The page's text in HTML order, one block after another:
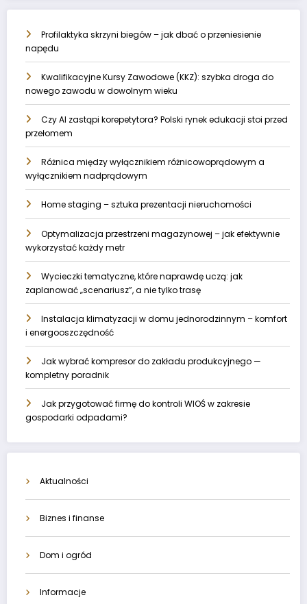
Profilaktyka skrzyni biegów – jak dbać o przeniesienie
napędu
Kwalifikacyjne Kursy Zawodowe (KKZ): szybka droga do
nowego zawodu w dowolnym wieku
Czy AI zastąpi korepetytora? Polski rynek edukacji stoi przed
przełomem
Różnica między wyłącznikiem różnicowoprądowym a
wyłącznikiem nadprądowym
Home staging – sztuka prezentacji nieruchomości
Optymalizacja przestrzeni magazynowej – jak efektywnie
wykorzystać każdy metr
Wycieczki tematyczne, które naprawdę uczą: jak
zaplanować „scenariusz”, a nie tylko trasę
Instalacja klimatyzacji w domu jednorodzinnym – komfort
i energooszczędność
Jak wybrać kompresor do zakładu produkcyjnego —
kompletny poradnik
Jak przygotować firmę do kontroli WIOŚ w zakresie
gospodarki odpadami?
Aktualności
Biznes i finanse
Dom i ogród
Informacje